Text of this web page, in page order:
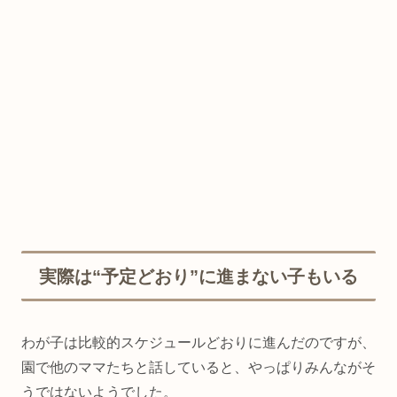
実際は“予定どおり”に進まない子もいる
わが子は比較的スケジュールどおりに進んだのですが、
園で他のママたちと話していると、やっぱりみんながそ
うではないようでした。